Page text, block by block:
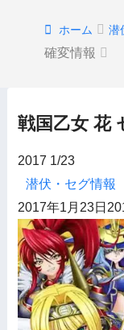
ホーム 潜
確変情報
戦国乙女 花
2017 1/23
潜伏・セグ情報
2017年1月23日